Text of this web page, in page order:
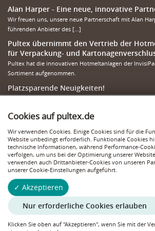
Alan Harper - Eine neue, innovative
Wir freuen uns, unsere neue Partnerschaft mit Alan
führenden Anbieter des [...]
Pultex übernimmt den Vertrieb der
für Verpackung- und
Pultex hat die innovativen Hotmeltanlagen der
Sortiment aufgenommen.
Platzsparende Neuigkeiten!
Unser neuer Helfer im Lager: der Lagerlift von Modula
Mehr Informationen
Impressum
Datenschutzerklärung
Cookie-Richtlinie
Cookies auf pultex.de
Wir verwenden Cookies. Einige Cookies sind für die
Website unbedingt erforderlich. Funktionale Cookies
technische Informationen, während Performance-
verfolgen, um uns bei der Optimierung unserer
verwenden auch Drittanbieter-Cookies von unseren
unserer Cookie-Einstellungen aufgeführt.
✓ Akzeptieren
Nur erforderliche Cookies erlauben
Klicken Sie oben auf "Akzeptieren", wenn Sie mit der